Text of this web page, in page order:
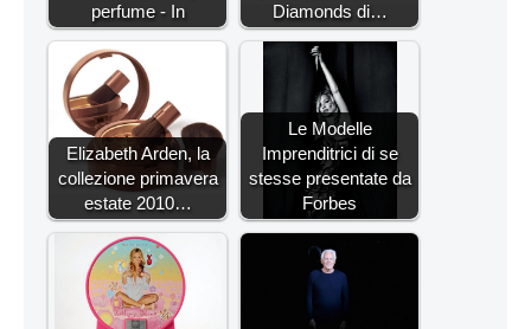
perfume - In
Diamonds di…
Elizabeth Arden, la
collezione primavera
estate 2010…
Le Modelle
Imprenditrici di se
stesse presentate da
Forbes